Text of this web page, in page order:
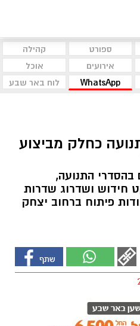
ספורט
קהילה
אירועים
אוכל
WhatsApp לוח באר שבע
כחלק מביצוע
בהסדרי התנועה,
חידוש ושדרוג שדרות
פיתוח ברחוב יצחק